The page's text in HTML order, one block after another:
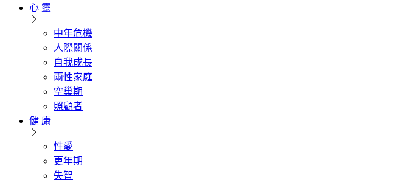
心 靈
中年危機
人際關係
自我成長
兩性家庭
空巢期
照顧者
健 康
性愛
更年期
失智